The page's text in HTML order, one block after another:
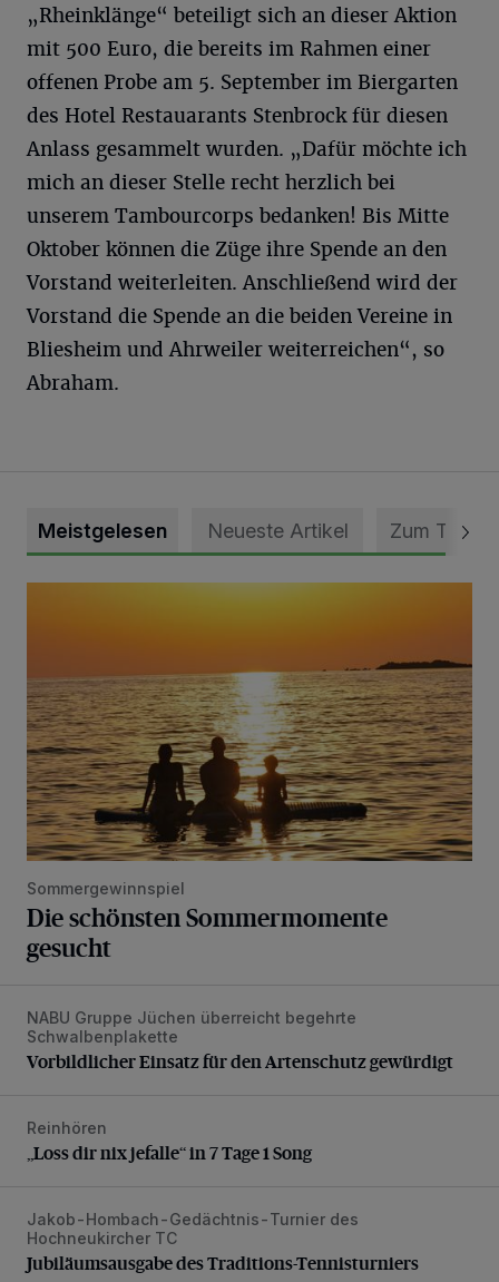
„Rheinklänge“ beteiligt sich an dieser Aktion
mit 500 Euro, die bereits im Rahmen einer
offenen Probe am 5. September im Biergarten
des Hotel Restauarants Stenbrock für diesen
Anlass gesammelt wurden. „Dafür möchte ich
mich an dieser Stelle recht herzlich bei
unserem Tambourcorps bedanken! Bis Mitte
Oktober können die Züge ihre Spende an den
Vorstand weiterleiten. Anschließend wird der
Vorstand die Spende an die beiden Vereine in
Bliesheim und Ahrweiler weiterreichen“, so
Abraham.
Meistgelesen Neueste Artikel Zum Thema
Die schönsten Sommermomente gesucht
Sommergewinnspiel
Die schönsten Sommermomente
gesucht
Vorbildlicher Einsatz für den Artenschutz gewürdigt
NABU Gruppe Jüchen überreicht begehrte
Schwalbenplakette
Vorbildlicher Einsatz für den Artenschutz gewürdigt
„Loss dir nix jefalle“ in 7 Tage 1 Song
Reinhören
„Loss dir nix jefalle“ in 7 Tage 1 Song
Jubiläumsausgabe des Traditions-Tennisturniers
Jakob-Hombach-Gedächtnis-Turnier des
Hochneukircher TC
Jubiläumsausgabe des Traditions-Tennisturniers